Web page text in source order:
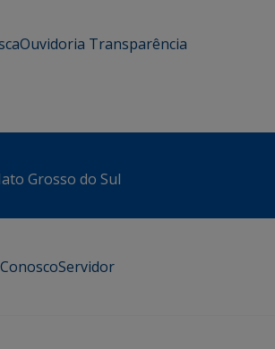
Ouvidoria Transparência
Grosso do Sul
Servidor